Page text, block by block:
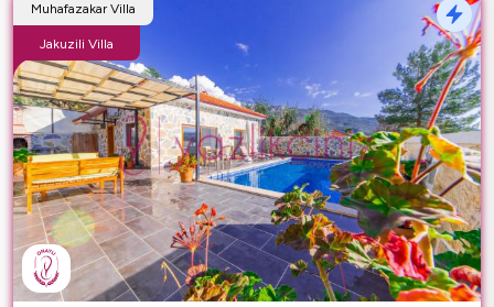
Muhafazakar Villa
Jakuzili Villa